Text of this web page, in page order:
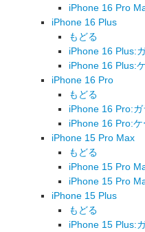
iPhone 16 Pro
iPhone 16 Plus
もどる
iPhone 16 Plus:
iPhone 16 Plus:
iPhone 16 Pro
もどる
iPhone 16 Pro:
iPhone 16 Pro:ケ
iPhone 15 Pro Max
もどる
iPhone 15 Pro
iPhone 15 Pro
iPhone 15 Plus
もどる
iPhone 15 Plus: